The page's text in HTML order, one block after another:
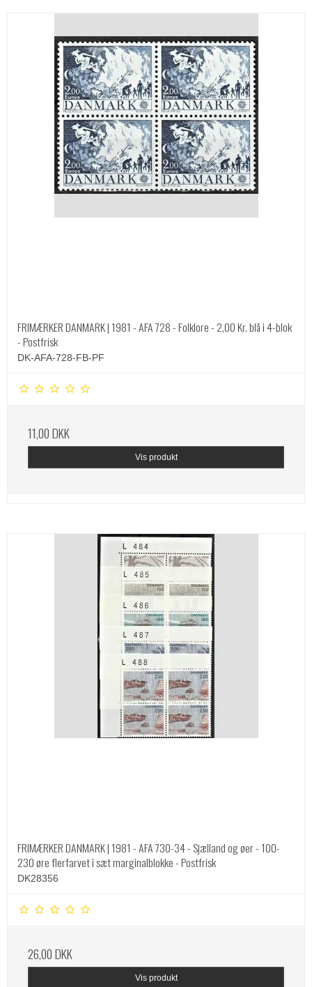
FRIMÆRKER DANMARK | 1981 - AFA 728 - Folklore - 2,00 Kr. blå i 4-blok
- Postfrisk
DK-AFA-728-FB-PF
11,00 DKK
Vis produkt
FRIMÆRKER DANMARK | 1981 - AFA 730-34 - Sjælland og øer - 100-
230 øre flerfarvet i sæt marginalblokke - Postfrisk
DK28356
26,00 DKK
Vis produkt